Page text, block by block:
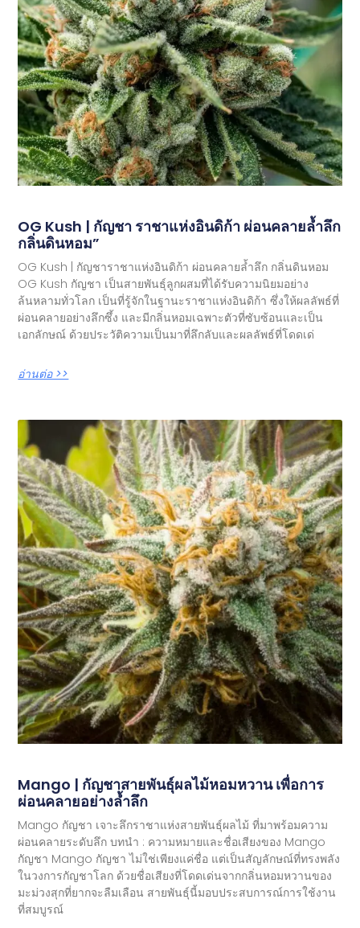
OG Kush | กัญชา ราชาแห่งอินดิก้า ผ่อนคลายล้ำลึก
กลิ่นดินหอม”
OG Kush | กัญชาราชาแห่งอินดิก้า ผ่อนคลายล้ำลึก กลิ่นดินหอม
OG Kush กัญชา เป็นสายพันธุ์ลูกผสมที่ได้รับความนิยมอย่าง
ล้นหลามทั่วโลก เป็นที่รู้จักในฐานะราชาแห่งอินดิก้า ซึ่งให้ผลลัพธ์ที่
ผ่อนคลายอย่างลึกซึ้ง และมีกลิ่นหอมเฉพาะตัวที่ซับซ้อนและเป็น
เอกลักษณ์ ด้วยประวัติความเป็นมาที่ลึกลับและผลลัพธ์ที่โดดเด่
อ่านต่อ >>
Mango | กัญชาสายพันธุ์ผลไม้หอมหวาน เพื่อการ
ผ่อนคลายอย่างล้ำลึก
Mango กัญชา เจาะลึกราชาแห่งสายพันธุ์ผลไม้ ที่มาพร้อมความ
ผ่อนคลายระดับลึก บทนำ : ความหมายและชื่อเสียงของ Mango
กัญชา Mango กัญชา ไม่ใช่เพียงแค่ชื่อ แต่เป็นสัญลักษณ์ที่ทรงพลัง
ในวงการกัญชาโลก ด้วยชื่อเสียงที่โดดเด่นจากกลิ่นหอมหวานของ
มะม่วงสุกที่ยากจะลืมเลือน สายพันธุ์นี้มอบประสบการณ์การใช้งาน
ที่สมบูรณ์